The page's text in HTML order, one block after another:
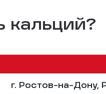
кальций?
г. Ростов-на-Дону,